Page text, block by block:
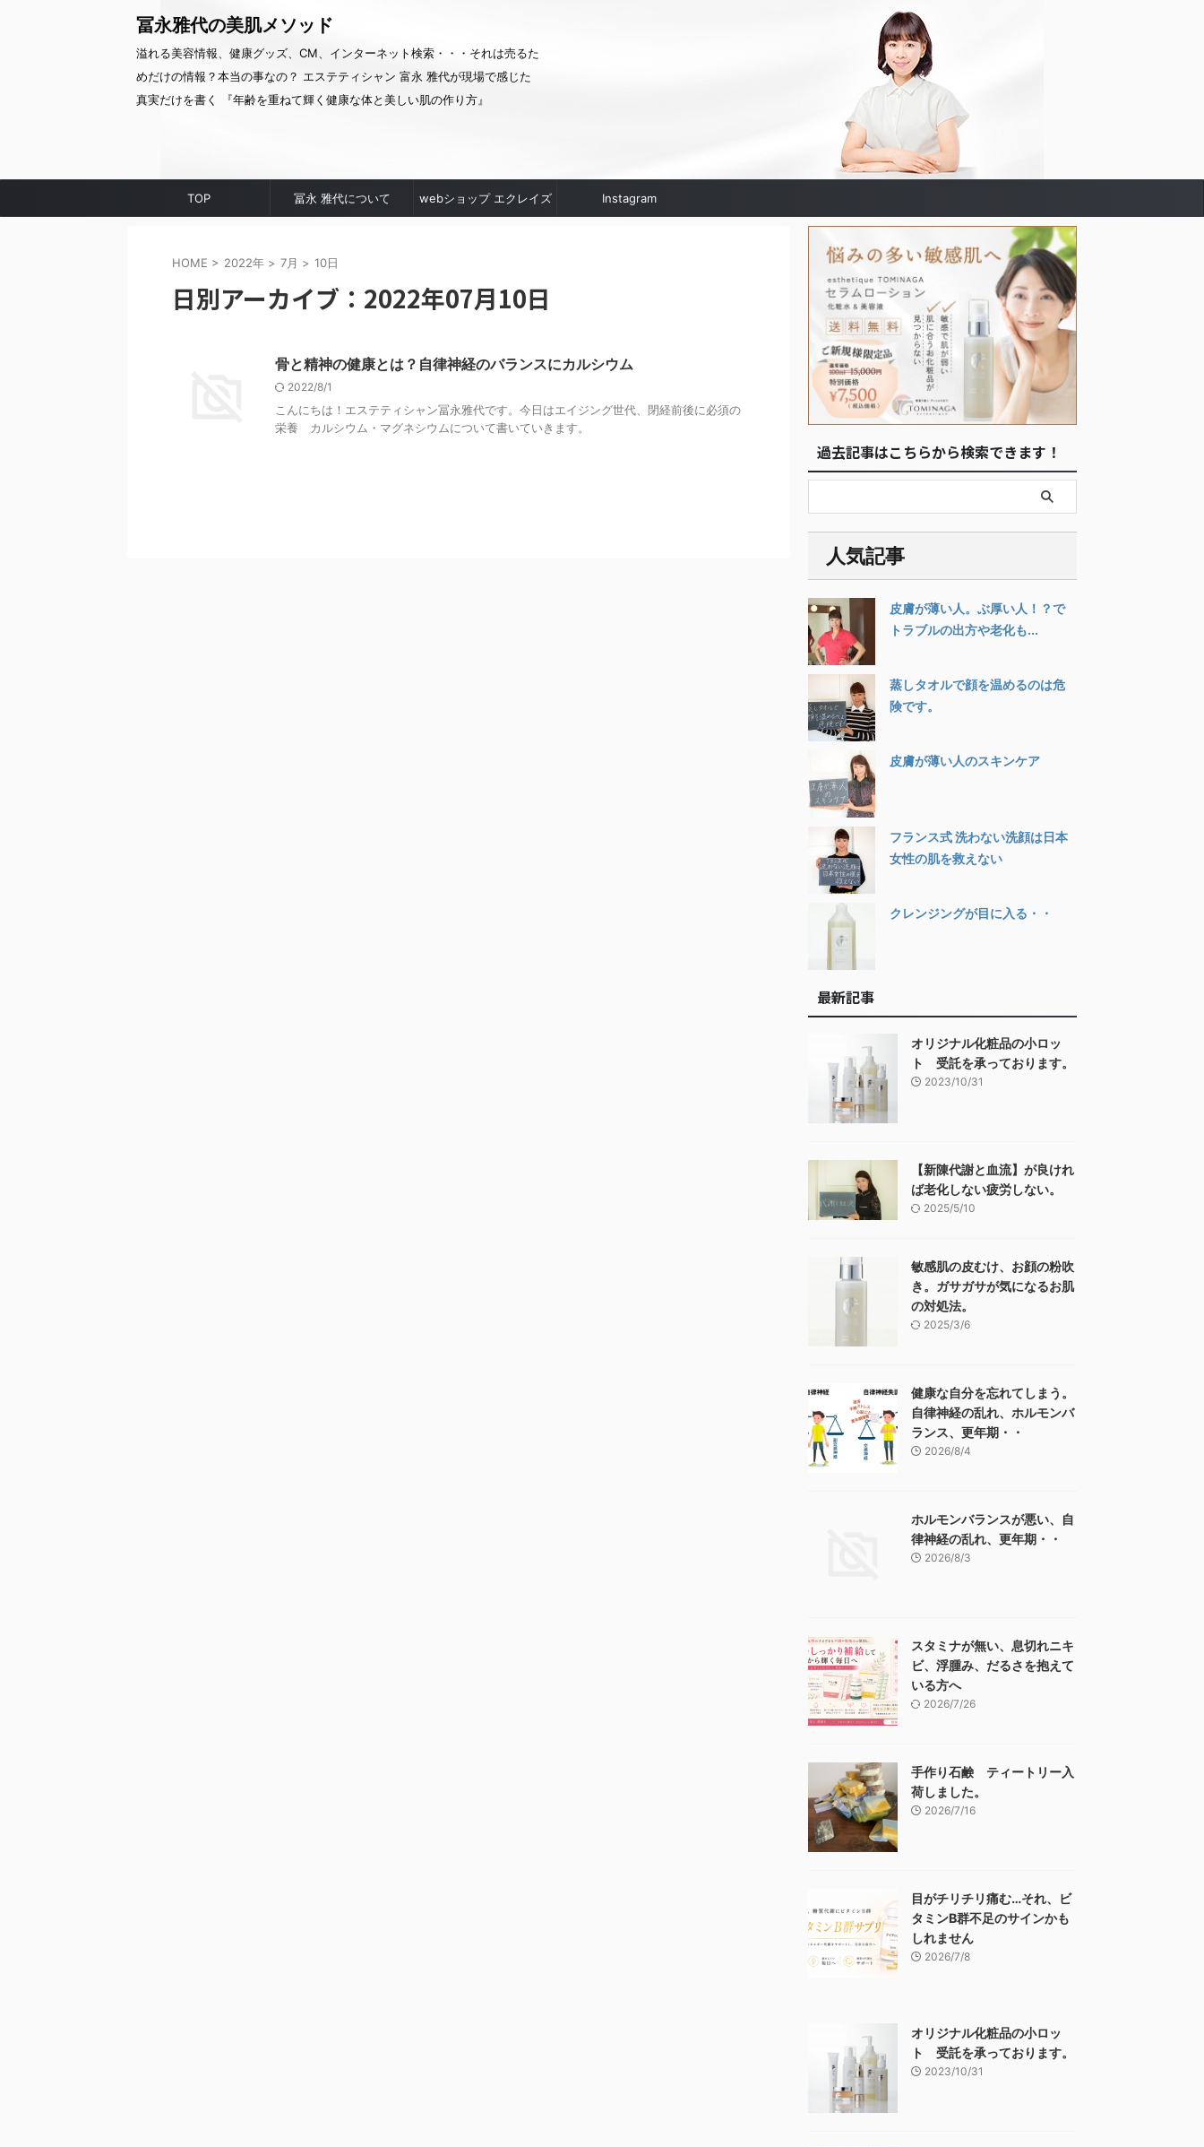
冨永雅代の美肌メソッド
溢れる美容情報、健康グッズ、CM、インターネット検索・・・それは売るた
めだけの情報？本当の事なの？ エステティシャン 富永 雅代が現場で感じた
真実だけを書く 『年齢を重ねて輝く健康な体と美しい肌の作り方』
TOP 冨永 雅代について webショップ エクレイズ Instagram
HOME > 2022年 > 7月 > 10日
日別アーカイブ：2022年07月10日
骨と精神の健康とは？自律神経のバランスにカルシウム
2022/8/1
こんにちは！エステティシャン冨永雅代です。今日はエイジング世代、閉経前後に必須の
栄養 カルシウム・マグネシウムについて書いていきます。
過去記事はこちらから検索できます！
人気記事
皮膚が薄い人。ぶ厚い人！？で
トラブルの出方や老化も...
蒸しタオルで顔を温めるのは危
険です。
皮膚が薄い人のスキンケア
フランス式 洗わない洗顔は日本
女性の肌を救えない
クレンジングが目に入る・・
最新記事
オリジナル化粧品の小ロッ
ト 受託を承っております。
2023/10/31
【新陳代謝と血流】が良けれ
ば老化しない疲労しない。
2025/5/10
敏感肌の皮むけ、お顔の粉吹
き。ガサガサが気になるお肌
の対処法。
2025/3/6
健康な自分を忘れてしまう。
自律神経の乱れ、ホルモンバ
ランス、更年期・・
2026/8/4
ホルモンバランスが悪い、自
律神経の乱れ、更年期・・
2026/8/3
スタミナが無い、息切れニキ
ビ、浮腫み、だるさを抱えて
いる方へ
2026/7/26
手作り石鹸 ティートリー入
荷しました。
2026/7/16
目がチリチリ痛む…それ、ビ
タミンB群不足のサインかも
しれません
2026/7/8
オリジナル化粧品の小ロッ
ト 受託を承っております。
2023/10/31